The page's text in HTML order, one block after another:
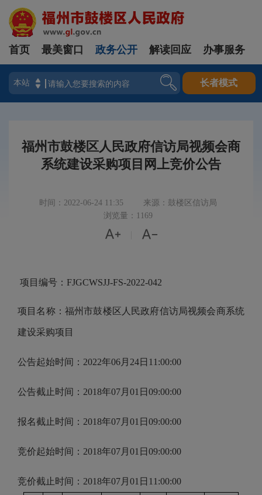
登录
首页 最美窗口 政务公开 解读回应 办事服务
长者模式
福州市鼓楼区人民政府信访局视频会商
系统建设采购项目网上竞价公告
时间：2022-06-24 11:35
来源：鼓楼区信访局
浏览量：1169
 
项目编号： FJGCWSJJ-FS-2022-042
项目名称： 福州市鼓楼区人民政府信访局视频会商系统
建设采购项目
公告起始时间： 2022年06月24日 11 :00:00
公告截止时间： 2018年07月01日09:00:00
报名截止时间： 2018年07月01日09:00:00
竞价起始时间： 2018年07月01日09:00:00
竞价截止时间： 2018年07月01日11:00:00